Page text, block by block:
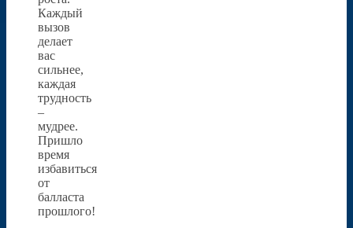
Каждый
вызов
делает
вас
сильнее,
каждая
трудность
–
мудрее.
Пришло
время
избавиться
от
балласта
прошлого!